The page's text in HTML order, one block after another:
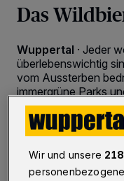
Das
Wuppertal · Jeder
überlebenswichtig
vom Aussterben
immergrüne Parks
Balkonpflanzen zu
Wir und unsere 218